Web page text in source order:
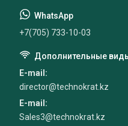
+7(705) 733-10-03
E-mail
director@technokrat.kz
E-mail
Sales3@technokrat.kz